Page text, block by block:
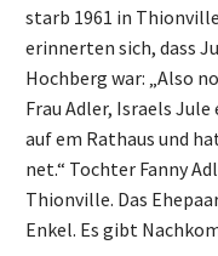
starb 1961 in
erinnerten sich, dass
Hochberg war: „Also
Frau Adler, Israels Jule
auf em Rathaus und
net.“ Tochter Fanny
Thionville. Das
Enkel. Es gibt